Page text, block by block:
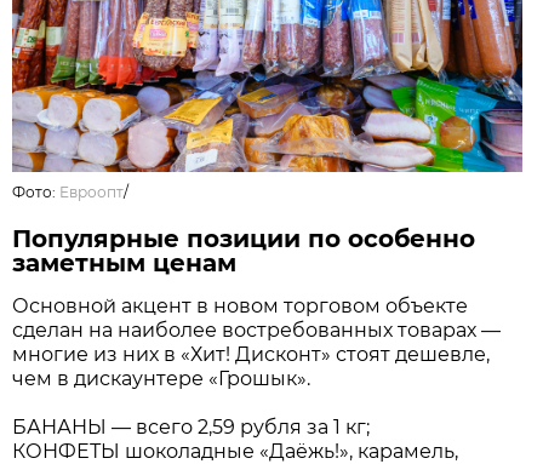
Фото: Евроопт/
Популярные позиции по особенно
заметным ценам
Основной акцент в новом торговом объекте
сделан на наиболее востребованных товарах —
многие из них в «Хит! Дисконт» стоят дешевле,
чем в дискаунтере «Грошык».
БАНАНЫ — всего 2,59 рубля за 1 кг;
КОНФЕТЫ шоколадные «Даёжь!», карамель,